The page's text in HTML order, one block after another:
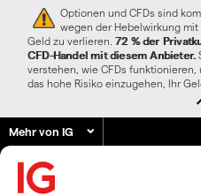
Optionen und CFDs sind
wegen der Hebelwirkung
Geld zu verlieren. 72 % der
CFD-Handel mit diesem Anbieter.
verstehen, wie CFDs funktionieren,
das hohe Risiko einzugehen, Ihr
Mehr von IG